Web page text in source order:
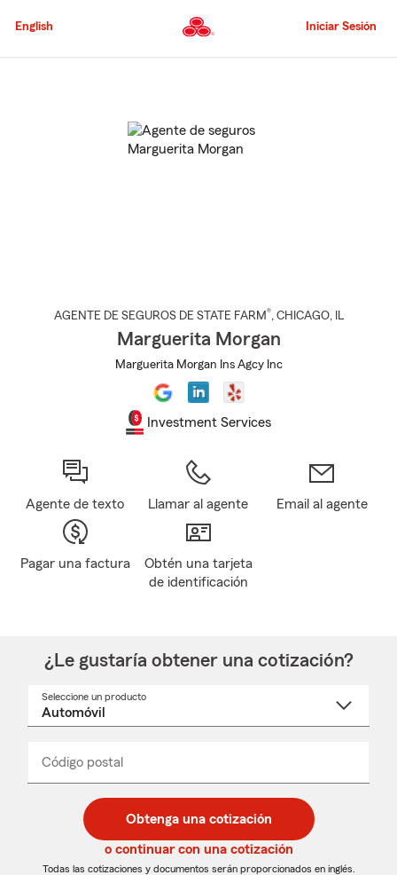
al
principal
English Iniciar Sesión
AGENTE DE SEGUROS DE STATE FARM®, CHICAGO, IL
Marguerita Morgan
Marguerita Morgan Ins Agcy Inc
Investment Services
Agente de texto Llamar al agente Email al agente
Pagar una factura
Obtén una tarjeta
de identificación
¿Le gustaría obtener una cotización?
Seleccione un producto
desplegable
Código postal
de
5
dígitos
de
5
dígitos
_____
Obtenga una cotización
o continuar con una cotización
Todas las cotizaciones y documentos serán proporcionados en inglés.